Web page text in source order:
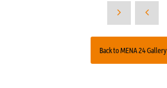
Back to MENA 24 Gallery